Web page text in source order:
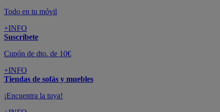
Todo en tu móvil
+INFO
Suscríbete
Cupón de dto. de 10€
+INFO
Tiendas de sofás y muebles
¡Encuentra la tuya!